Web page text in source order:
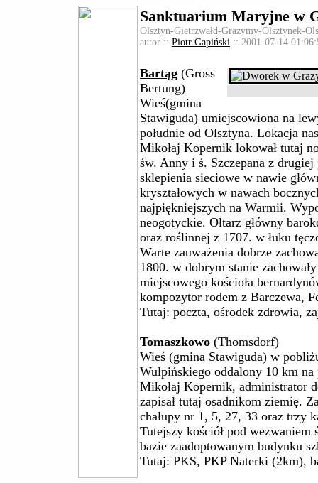
Sanktuarium Maryjne w
Olsztyn-Gietrzwałd-Grazymy-Olsztynek-
autor :: Piotr Gapiński :: 2001-07-14
Bartąg (Gross
Bertung)
Wieś(gmina
Stawiguda) umiejscowiona na
południe od Olsztyna. Lokacja
Mikołaj Kopernik lokował tutaj
św. Anny i ś. Szczepana z
sklepienia sieciowe w nawie
kryształowych w nawach
najpiękniejszych na Warmii.
neogotyckie. Ołtarz główny
oraz roślinnej z 1707. w łuku
Warte zauważenia dobrze
1800. w dobrym stanie
miejscowego kościoła
kompozytor rodem z Barczewa,
Tutaj: poczta, ośrodek zdrowia,
Tomaszkowo (Thomsdorf)
Wieś (gmina Stawiguda) w
Wulpińskiego oddalony 10 km
Mikołaj Kopernik, administrator
zapisał tutaj osadnikom ziemię.
chałupy nr 1, 5, 27, 33 oraz trzy
Tutejszy kościół pod wezwaniem
bazie zaadoptowanym budynku
Tutaj: PKS, PKP Naterki (2km),